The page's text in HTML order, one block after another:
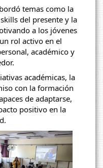
temas como la
del presente y la
a los jóvenes
rol activo en el
académico y
académicas, la
con la formación
de adaptarse,
positivo en la